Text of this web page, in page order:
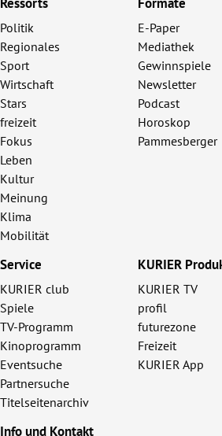
Politik
Regionales
Sport
Wirtschaft
Stars
freizeit
Fokus
Leben
Kultur
Meinung
Klima
Mobilität
E-Paper
Mediathek
Gewinnspiele
Newsletter
Podcast
Horoskop
Pammesberger
Service
KURIER club
Spiele
TV-Programm
Kinoprogramm
Eventsuche
Partnersuche
Titelseitenarchiv
KURIER
KURIER TV
profil
futurezone
Freizeit
KURIER App
Info und Kontakt